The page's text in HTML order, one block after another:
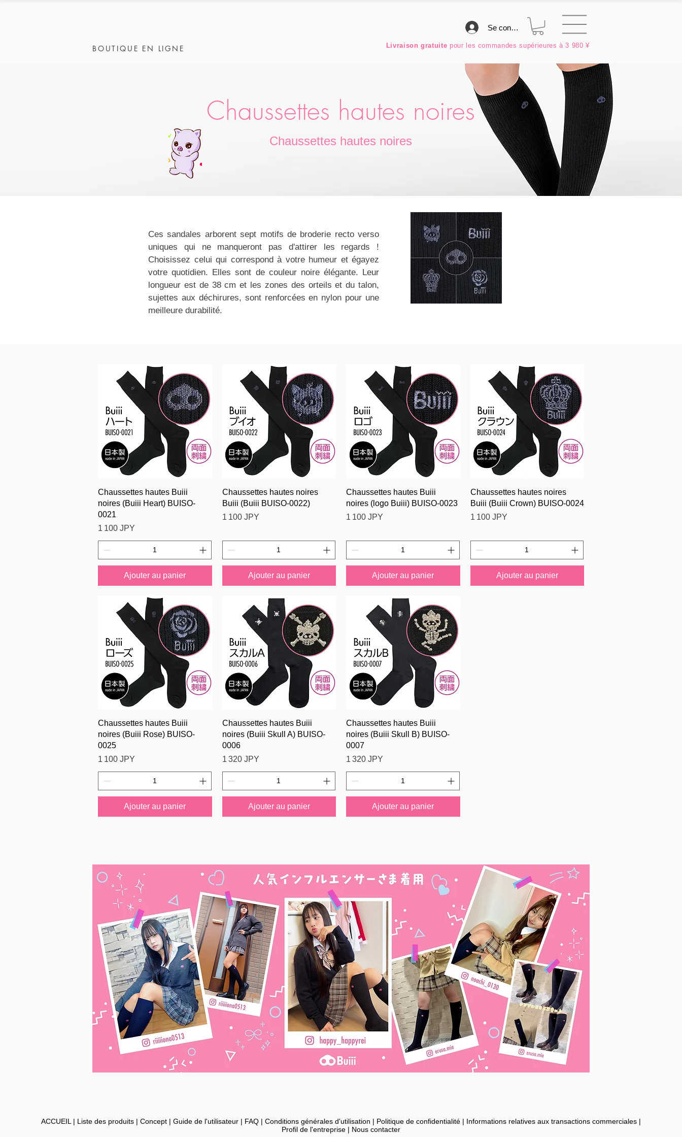
BOUTIQUE EN LIGNE
Se connecter
Livraison gratuite pour les commandes supérieures à 3 980 ¥
Chaussettes hautes noires
Chaussettes hautes noires
Ces sandales arborent sept motifs de broderie recto verso
uniques qui ne manqueront pas d'attirer les regards !
Choisissez celui qui correspond à votre humeur et égayez
votre quotidien. Elles sont de couleur noire élégante. Leur
longueur est de 38 cm et les zones des orteils et du talon,
sujettes aux déchirures, sont renforcées en nylon pour une
meilleure durabilité.
Aperçu rapide
Chaussettes hautes Buiii
noires (Buiii Heart) BUISO-
0021
Prix
1 100 JPY
Ajouter au panier
Aperçu rapide
Chaussettes hautes noires
Buiii (Buiii BUISO-0022)
Prix
1 100 JPY
Ajouter au panier
Aperçu rapide
Chaussettes hautes Buiii
noires (logo Buiii) BUISO-0023
Prix
1 100 JPY
Ajouter au panier
Aperçu rapide
Chaussettes hautes noires
Buiii (Buiii Crown) BUISO-0024
Prix
1 100 JPY
Ajouter au panier
Aperçu rapide
Chaussettes hautes Buiii
noires (Buiii Rose) BUISO-
0025
Prix
1 100 JPY
Ajouter au panier
Aperçu rapide
Chaussettes hautes Buiii
noires (Buiii Skull A) BUISO-
0006
Prix
1 320 JPY
Ajouter au panier
Aperçu rapide
Chaussettes hautes Buiii
noires (Buiii Skull B) BUISO-
0007
Prix
1 320 JPY
Ajouter au panier
ACCUEIL | Liste des produits | Concept | Guide de l'utilisateur | FAQ | Conditions générales d'utilisation | Politique de confidentialité | Informations relatives aux transactions commerciales |
Profil de l'entreprise | Nous contacter